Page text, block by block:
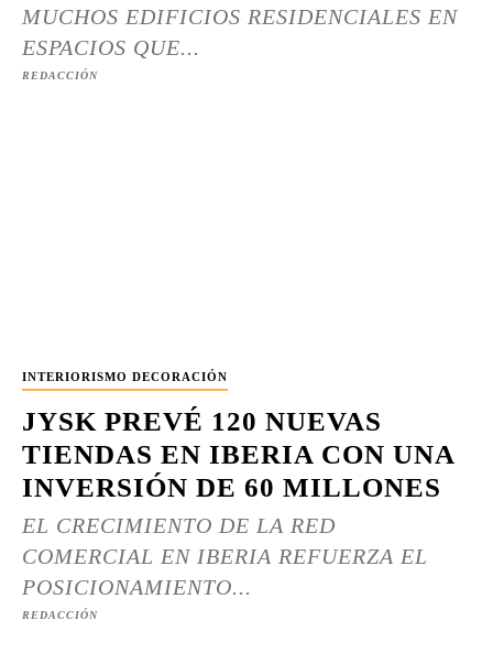
MUCHOS EDIFICIOS RESIDENCIALES EN
ESPACIOS QUE...
REDACCIÓN
INTERIORISMO DECORACIÓN
JYSK PREVÉ 120 NUEVAS
TIENDAS EN IBERIA CON UNA
INVERSIÓN DE 60 MILLONES
EL CRECIMIENTO DE LA RED
COMERCIAL EN IBERIA REFUERZA EL
POSICIONAMIENTO...
REDACCIÓN